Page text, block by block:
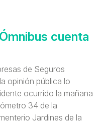
cuenta
de Seguros
opinión pública lo
ocurrido la mañana
34 de la
Jardines de la